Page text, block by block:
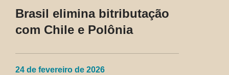
Brasil elimina bitributação
com Chile e Polônia
24 de fevereiro de 2026